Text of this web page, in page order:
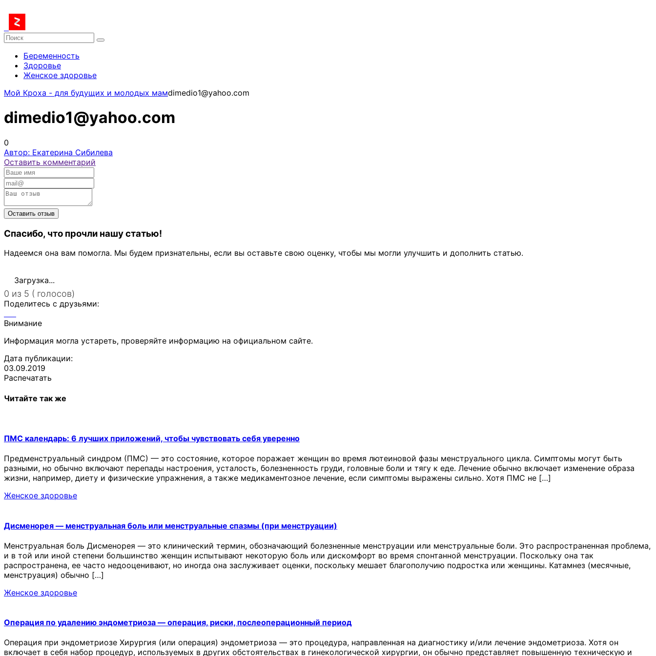
Беременность
Здоровье
Женское здоровье
Мой Кроха - для будущих и молодых мамdimedio1@yahoo.com
dimedio1@yahoo.com
0
Автор: Екатерина Сибилева
Оставить комментарий
Спасибо, что прочли нашу статью!
Надеемся она вам помогла. Мы будем признательны, если вы оставьте свою оценку, чтобы мы могли улучшить и дополнить статью.
Загрузка...
0 из 5 ( голосов)
Поделитесь с друзьями:
Внимание
Информация могла устареть, проверяйте информацию на официальном сайте.
Дата публикации:
03.09.2019
Распечатать
Читайте так же
ПМС календарь: 6 лучших приложений, чтобы чувствовать себя уверенно
Предменструальный синдром (ПМС) — это состояние, которое поражает женщин во время лютеиновой фазы менструального цикла. Симптомы могут быть
разными, но обычно включают перепады настроения, усталость, болезненность груди, головные боли и тягу к еде. Лечение обычно включает изменение образа
жизни, например, диету и физические упражнения, а также медикаментозное лечение, если симптомы выражены сильно. Хотя ПМС не […]
Женское здоровье
Дисменорея — менструальная боль или менструальные спазмы (при менструации)
Менструальная боль Дисменорея — это клинический термин, обозначающий болезненные менструации или менструальные боли. Это распространенная проблема,
и в той или иной степени большинство женщин испытывают некоторую боль или дискомфорт во время спонтанной менструации. Поскольку она так
распространена, ее часто недооценивают, но иногда она заслуживает оценки, поскольку мешает благополучию подростка или женщины. Катамнез (месячные,
менструация) обычно […]
Женское здоровье
Операция по удалению эндометриоза — операция, риски, послеоперационный период
Операция при эндометриозе Хирургия (или операция) эндометриоза — это процедура, направленная на диагностику и/или лечение эндометриоза. Хотя он
включает в себя набор процедур, используемых в других обстоятельствах в гинекологической хирургии, он обычно представляет повышенную техническую и